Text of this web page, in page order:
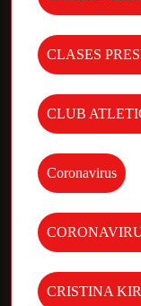
CLASES
CLUB
Coronavirus
CRISTINA